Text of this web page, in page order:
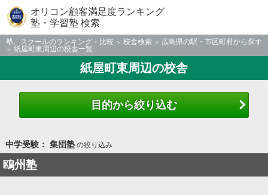
オリコン顧客満足度ランキング
塾・学習塾 検索
塾、スクールのランキング・比較 校舎検索
広島県の駅・市区町村から探す
紙屋町東周辺の校舎一覧
紙屋町東周辺の校舎
目的から絞り込む
中学受験： 集団塾の絞り込み
鴎州塾